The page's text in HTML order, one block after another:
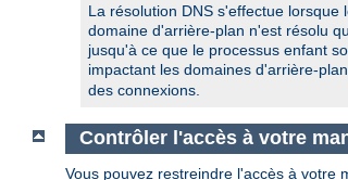
La résolution DNS s'effectue
domaine d'arrière-plan n'est résolu
jusqu'à ce que le processus enfant
impactant les domaines d'arrière-
des connexions.
Contrôler l'accès à votre
Vous pouvez restreindre l'accès à votre